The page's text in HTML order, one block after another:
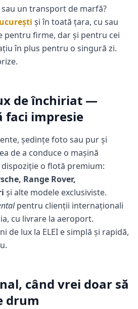
un transport de marfă?
și în toată țara, cu sau
pentru firme, dar și pentru cei
în plus pentru o singură zi.
de închiriat —
faci impresie
ședințe foto sau pur și
de a conduce o mașină
o flotă premium:
Range Rover,
și alte modele exclusiviste.
pentru clienții internaționali
cu livrare la aeroport.
de lux la ELEI e simplă și rapidă,
când vrei doar să
drum